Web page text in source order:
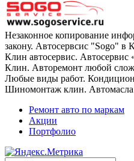
Незаконное копирование
закону. Автосервсис "Sogo" в
Клин автосервис. Автосервис
Клин. Авторемонт любой
Любые виды работ.
Шиномонтаж клин.
Ремонт авто по маркам
Акции
Портфолио